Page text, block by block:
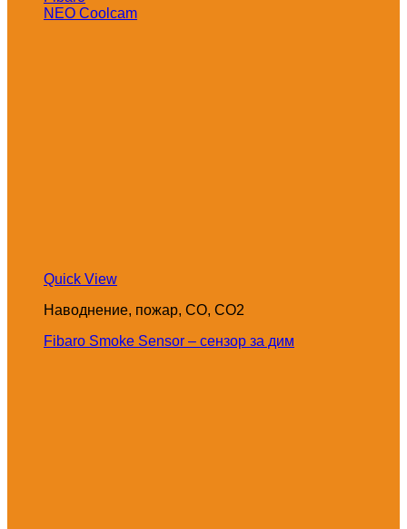
NEO Coolcam
Quick View
Наводнение, пожар, CO, CO2
Fibaro Smoke Sensor – сензор за дим